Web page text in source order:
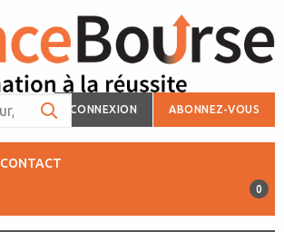
CONNEXION ABONNEZ-VOUS
CONTACT
0